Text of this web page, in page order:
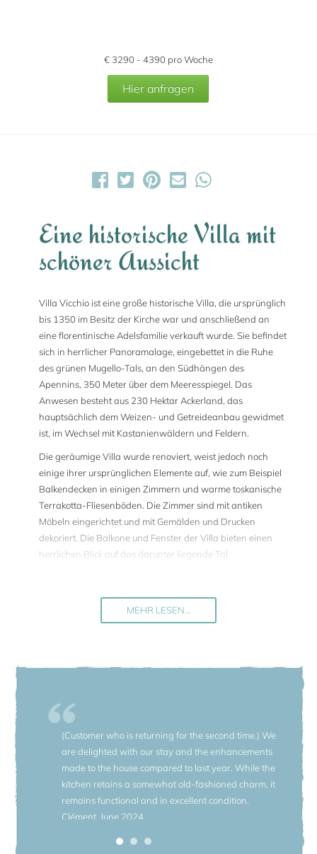
€ 3290 - 4390 pro Woche
Hier anfragen
Eine historische Villa mit
schöner Aussicht
Villa Vicchio ist eine große historische Villa, die ursprünglich
bis 1350 im Besitz der Kirche war und anschließend an
eine florentinische Adelsfamilie verkauft wurde. Sie befindet
sich in herrlicher Panoramalage, eingebettet in die Ruhe
des grünen Mugello-Tals, an den Südhängen des
Apennins, 350 Meter über dem Meeresspiegel. Das
Anwesen besteht aus 230 Hektar Ackerland, das
hauptsächlich dem Weizen- und Getreideanbau gewidmet
ist, im Wechsel mit Kastanienwäldern und Feldern.
Die geräumige Villa wurde renoviert, weist jedoch noch
einige ihrer ursprünglichen Elemente auf, wie zum Beispiel
Balkendecken in einigen Zimmern und warme toskanische
Terrakotta-Fliesenböden. Die Zimmer sind mit antiken
Möbeln eingerichtet und mit Gemälden und Drucken
dekoriert. Die Balkone und Fenster der Villa bieten einen
herrlichen Blick auf das darunter liegende Tal.
Wiesen mit jahrhundertealten Bäumen.
Poolbereich liegt 200 m von der Villa und ist ist mit
Hinter der Villa und dem Swimmingpool, teilweise durch
eine Lorbeerhecke getrennt, befindet sich ein Bauernhaus,
das in drei Wohnungen unterteilt ist. Der Hausmeister
wohnt in einer der Wohnungen mit separatem Eingang.
Die anderen beiden sind meist langfristig vermietet und
haben separate Eingänge. Privatsphäre ist garantiert.
MEHR LESEN...
(Customer who is returning for the second time.) We
are delighted with our stay and the enhancements
made to the house compared to last year. While the
kitchen retains a somewhat old-fashioned charm, it
remains functional and in excellent condition.
Clément, June 2024